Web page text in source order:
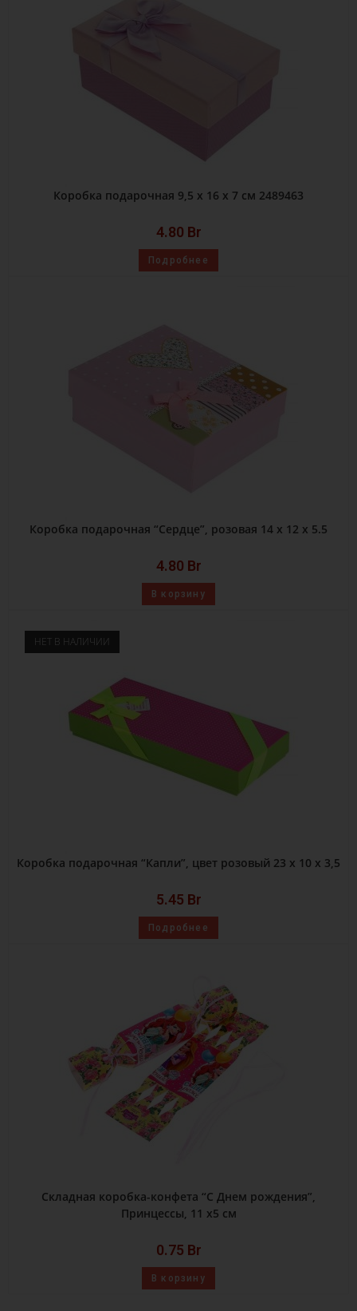
Коробка подарочная 9,5 х 16 х 7 см 2489463
4.80 Br
Подробнее
Коробка подарочная “Сердце”, розовая 14 х 12 х 5.5
4.80 Br
В корзину
НЕТ В НАЛИЧИИ
Коробка подарочная “Капли”, цвет розовый 23 х 10 х 3,5
5.45 Br
Подробнее
Складная коробка-конфета “С Днем рождения”,
Принцессы, 11 х5 см
0.75 Br
В корзину